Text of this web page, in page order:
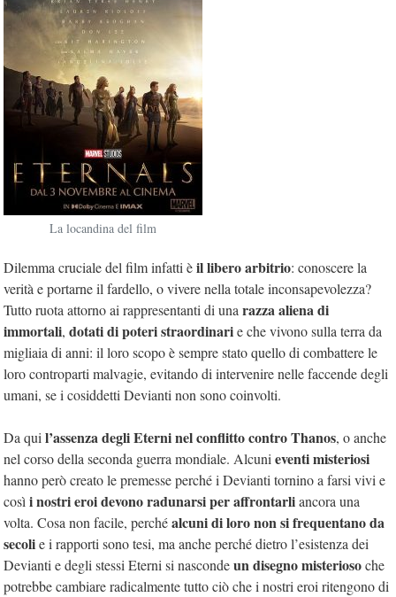
La locandina del film
Dilemma cruciale del film infatti èil libero arbitrio: conoscere la
verità e portarne il fardello, o vivere nella totale inconsapevolezza?
Tutto ruota attorno ai rappresentanti di unarazza aliena di
immortali, dotati di poteri straordinarie che vivono sulla terra da
migliaia di anni: il loro scopo è sempre stato quello di combattere le
loro controparti malvagie, evitando di intervenire nelle faccende degli
umani, se i cosiddetti Devianti non sono coinvolti.
Da quil’assenza degli Eterni nel conflitto contro Thanos, o anche
nel corso della seconda guerra mondiale. Alcunieventi misteriosi
hanno però creato le premesse perché i Devianti tornino a farsi vivi e
cosìi nostri eroi devono radunarsi per affrontarliancora una
volta. Cosa non facile, perchéalcuni di loro non si frequentano da
secolie i rapporti sono tesi, ma anche perché dietro l’esistenza dei
Devianti e degli stessi Eterni si nascondeun disegno misteriosoche
potrebbe cambiare radicalmente tutto ciò che i nostri eroi ritengono di